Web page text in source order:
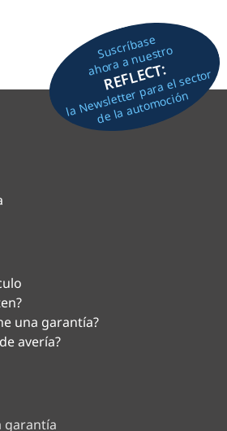
Suscríbase
ahora a nuestro
REFLECT:
la Newsletter para el sector
de la automoción
una garantía?
avería?
garantía